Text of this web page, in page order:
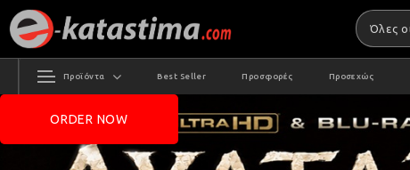
Προϊόντα Best Seller Προσφορές Προσεχώς
ORDER NOW